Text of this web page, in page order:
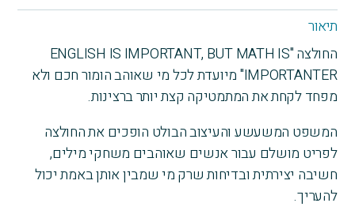
תיאור
החולצה "ENGLISH IS IMPORTANT, BUT MATH IS
IMPORTANTER" מיועדת לכל מי שאוהב הומור חכם ולא
מפחד לקחת את המתמטיקה קצת יותר ברצינות.
המשפט המשעשע והעיצוב הבולט הופכים את החולצה
לפריט מושלם עבור אנשים שאוהבים משחקי מילים,
חשיבה יצירתית ובדיחות שרק מי שמבין אותן באמת יכול
להעריך.